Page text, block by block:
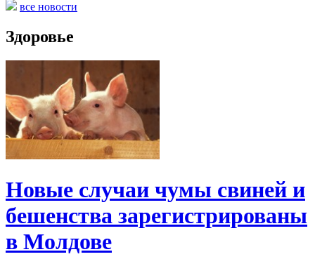
все новости
Здоровье
Новые случаи чумы свиней и
бешенства зарегистрированы
в Молдове